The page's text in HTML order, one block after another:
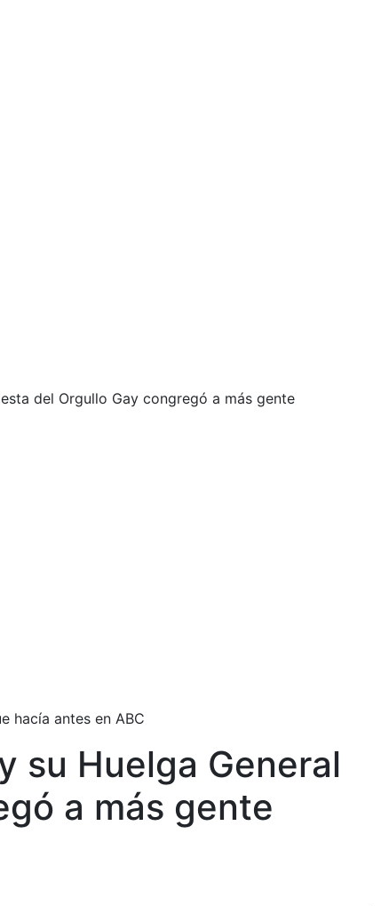
del Orgullo Gay congregó a más gente
hacía antes en ABC
su Huelga General
a más gente